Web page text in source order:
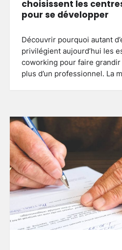
choisissent les
pour se développer
Découvrir pourquoi autant
privilégient aujourd’hui les
coworking pour faire
plus d’un professionnel. La